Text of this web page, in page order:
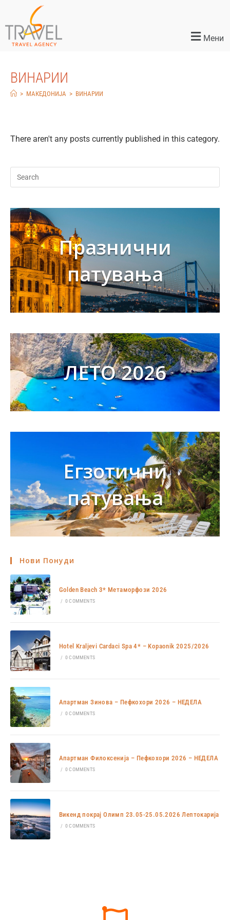
Мени
ВИНАРИИ
> МАКЕДОНИЈА > ВИНАРИИ
There aren't any posts currently published in this category.
Празнични
патувања
ЛЕТО 2026
Егзотични
патувања
Нови Понуди
Golden Beach 3* Метаморфози 2026
/ 0 COMMENTS
Hotel Kraljevi Cardaci Spa 4* – Kopaonik 2025/2026
/ 0 COMMENTS
Апартман Зинова – Пефкохори 2026 – НЕДЕЛА
/ 0 COMMENTS
Апартман Филоксенија – Пефкохори 2026 – НЕДЕЛА
/ 0 COMMENTS
Викенд покрај Олимп 23.05-25.05.2026 Лептокарија
/ 0 COMMENTS